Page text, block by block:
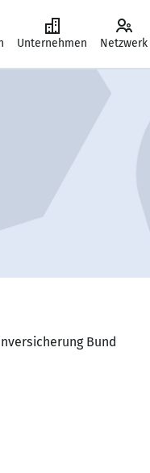
Unternehmen Netzwerk
Bund